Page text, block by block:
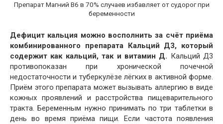
Препарат Магний В6 в 70% случаев избавляет от судорог при
беременности
Дефицит кальция можно восполнить за счёт приёма
комбинированного препарата Кальций Д3, который
содержит как кальций, так и витамин Д. Кальций Д3
противопоказан при хронической почечной
недостаточности и туберкулёзе лёгких в активной форме.
Приём этого препарата может вызывать аллергию в виде
кожных проявлений и расстройства пищеварительного
тракта. Беременным нужно принимать по три таблетки в
день во время приёма пищи. Если частота появления